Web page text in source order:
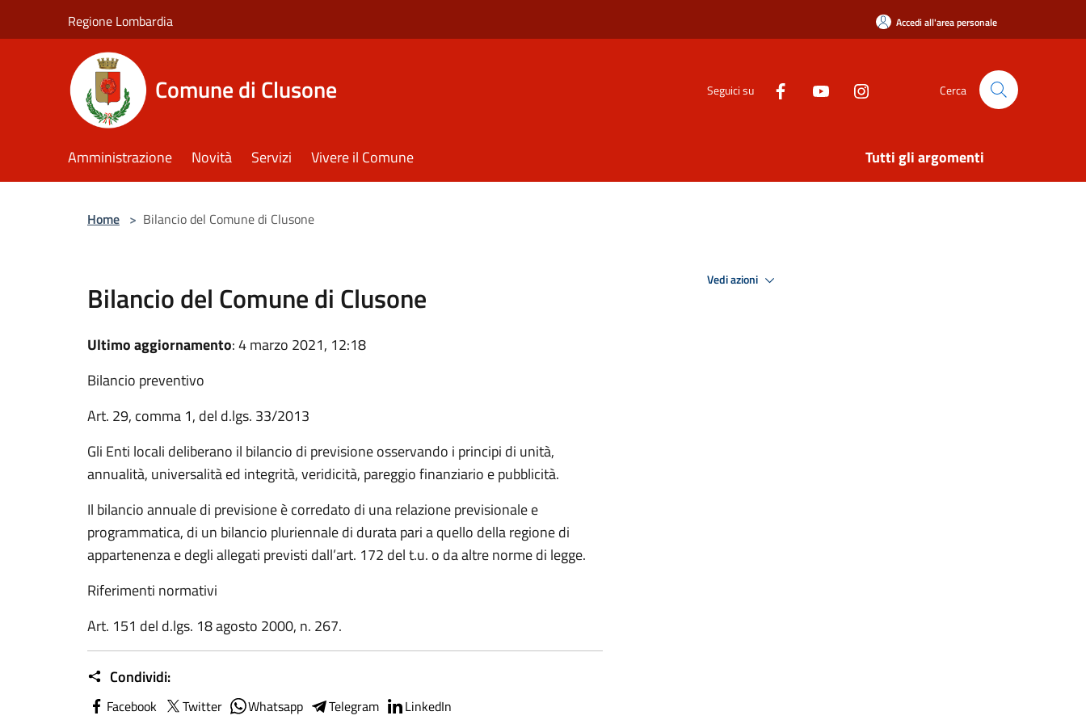
Regione Lombardia Accedi all'area personale
Comune di Clusone Seguici su Cerca
Amministrazione Novità Servizi Vivere il Comune Tutti gli argomenti
Home > Bilancio del Comune di Clusone
Bilancio del Comune di Clusone
Ultimo aggiornamento: 4 marzo 2021, 12:18
Bilancio preventivo
Art. 29, comma 1, del d.lgs. 33/2013
Gli Enti locali deliberano il bilancio di previsione osservando i principi di unità,
annualità, universalità ed integrità, veridicità, pareggio finanziario e pubblicità.
Il bilancio annuale di previsione è corredato di una relazione previsionale e
programmatica, di un bilancio pluriennale di durata pari a quello della regione di
appartenenza e degli allegati previsti dall’art. 172 del t.u. o da altre norme di legge.
Riferimenti normativi
Art. 151 del d.lgs. 18 agosto 2000, n. 267.
Condividi:
Facebook Twitter Whatsapp Telegram LinkedIn
Vedi azioni